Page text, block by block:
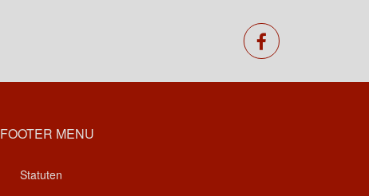
facebook
FOOTER MENU
Statuten